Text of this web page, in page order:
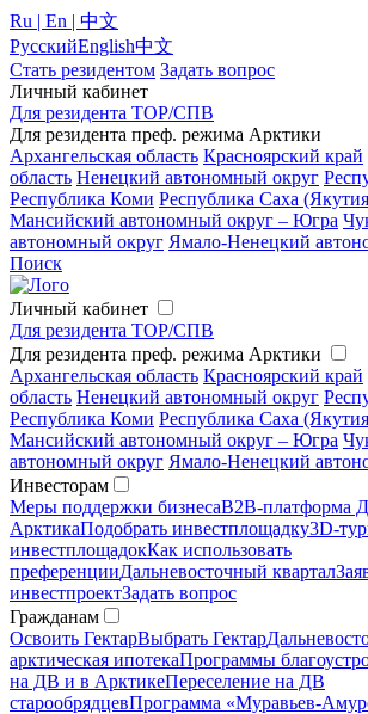
Ru | En | 中文
РусскийEnglish中文
Стать резидентом Задать вопрос
Личный кабинет
Для резидента ТОР/СПВ
Для резидента преф. режима Арктики
Архангельская область Красноярский край
область Ненецкий автономный округ
Республика Коми Республика Саха
Мансийский автономный округ – Югра
автономный округ Ямало-Ненецкий
Поиск
Личный кабинет
Для резидента ТОР/СПВ
Для резидента преф. режима Арктики
Архангельская область Красноярский край
область Ненецкий автономный округ
Республика Коми Республика Саха
Мансийский автономный округ – Югра
автономный округ Ямало-Ненецкий
Инвесторам
Меры поддержки бизнесаB2B-платформа
АрктикаПодобрать инвестплощадку3D-
инвестплощадокКак использовать
преференцииДальневосточный квартал
инвестпроектЗадать вопрос
Гражданам
Освоить ГектарВыбрать Гектар
арктическая ипотекаПрограммы
на ДВ и в АрктикеПереселение на ДВ
старообрядцевПрограмма «Муравьев-